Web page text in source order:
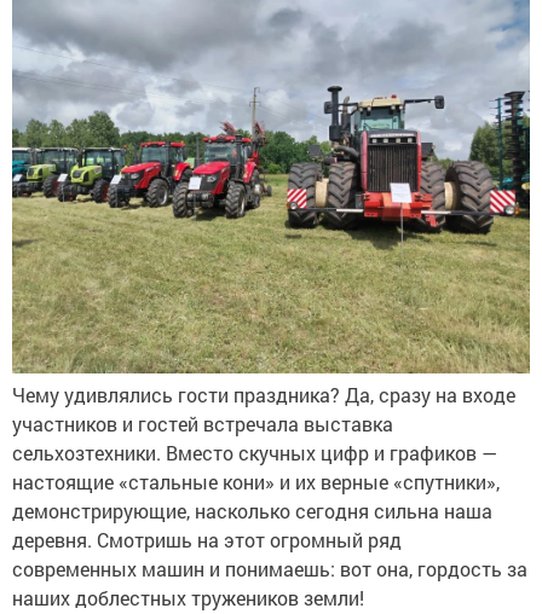
Чему удивлялись гости праздника? Да, сразу на входе
участников и гостей встречала выставка
сельхозтехники. Вместо скучных цифр и графиков —
настоящие «стальные кони» и их верные «спутники»,
демонстрирующие, насколько сегодня сильна наша
деревня. Смотришь на этот огромный ряд
современных машин и понимаешь: вот она, гордость за
наших доблестных тружеников земли!